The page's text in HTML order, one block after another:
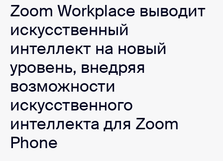
Zoom Workplace выводит
искусственный
интеллект на новый
уровень, внедряя
возможности
искусственного
интеллекта для Zoom
Phone